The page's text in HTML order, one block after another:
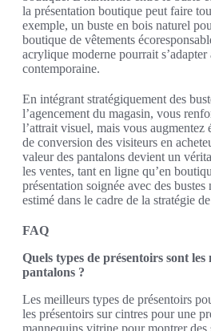
la présentation boutique peut faire
exemple, un buste en bois naturel
boutique de vêtements
acrylique moderne pourrait
contemporaine.
En intégrant stratégiquement des
l’agencement du magasin, vous
l’attrait visuel, mais vous augmentez
de conversion des visiteurs en
valeur des pantalons devient un
les ventes, tant en ligne qu’en
présentation soignée avec des bustes
estimé dans le cadre de la stratégie
FAQ
Quels types de présentoirs sont
pantalons ?
Les meilleurs types de présentoirs
les présentoirs sur cintres pour une
mannequins vitrine pour montrer des